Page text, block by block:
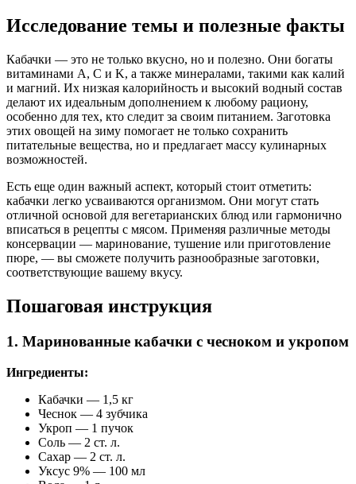
Исследование темы и полезные факты
Кабачки — это не только вкусно, но и полезно. Они богаты
витаминами A, C и K, а также минералами, такими как калий
и магний. Их низкая калорийность и высокий водный состав
делают их идеальным дополнением к любому рациону,
особенно для тех, кто следит за своим питанием. Заготовка
этих овощей на зиму помогает не только сохранить
питательные вещества, но и предлагает массу кулинарных
возможностей.
Есть еще один важный аспект, который стоит отметить:
кабачки легко усваиваются организмом. Они могут стать
отличной основой для вегетарианских блюд или гармонично
вписаться в рецепты с мясом. Применяя различные методы
консервации — маринование, тушение или приготовление
пюре, — вы сможете получить разнообразные заготовки,
соответствующие вашему вкусу.
Пошаговая инструкция
1. Маринованные кабачки с чесноком и укропом
Ингредиенты:
Кабачки — 1,5 кг
Чеснок — 4 зубчика
Укроп — 1 пучок
Соль — 2 ст. л.
Сахар — 2 ст. л.
Уксус 9% — 100 мл